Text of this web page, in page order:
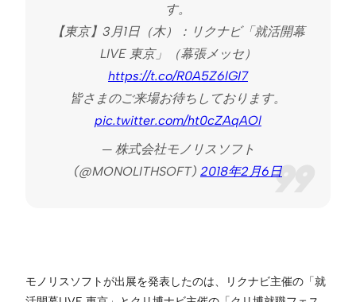
す。
【東京】3月1日（木）：リクナビ「就活開幕
LIVE 東京」（幕張メッセ）
https://t.co/R0A5Z6lGI7
皆さまのご来場お待ちしております。
pic.twitter.com/ht0cZAqAOl
— 株式会社モノリスソフト
(@MONOLITHSOFT) 2018年2月6日
モノリスソフトが出展を発表したのは、リクナビ主催の「就